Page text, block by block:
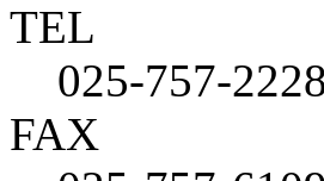
TEL
025-757-2228
FAX